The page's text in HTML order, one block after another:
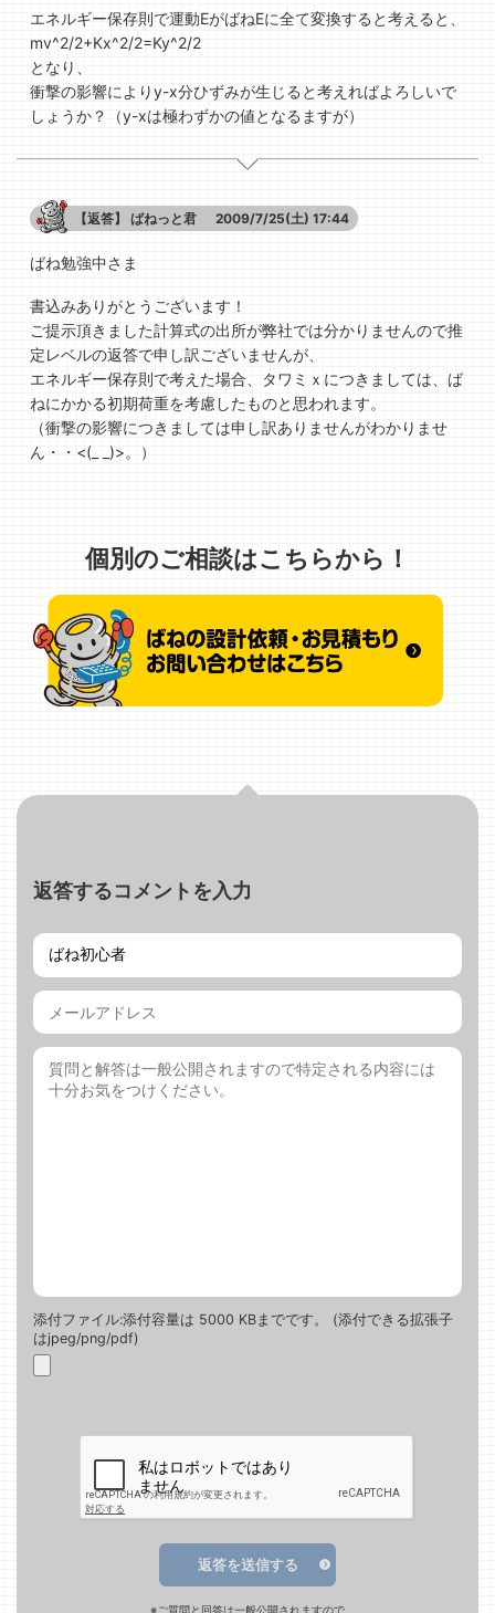
エネルギー保存則で運動EがばねEに全て変換すると考えると、
mv^2/2+Kx^2/2=Ky^2/2
となり、
衝撃の影響によりy-x分ひずみが生じると考えればよろしいで
しょうか？（y-xは極わずかの値となるますが）
【返答】 ばねっと君 2009/7/25(土) 17:44
ばね勉強中さま
書込みありがとうございます！
ご提示頂きました計算式の出所が弊社では分かりませんので推
定レベルの返答で申し訳ございませんが、
エネルギー保存則で考えた場合、タワミｘにつきましては、ば
ねにかかる初期荷重を考慮したものと思われます。
（衝撃の影響につきましては申し訳ありませんがわかりませ
ん・・<(_ _)>。）
個別のご相談はこちらから！
返答するコメントを入力
添付ファイル:添付容量は 5000 KBまでです。 (添付できる拡張子
はjpeg/png/pdf)
返答を送信する
※ご質問と回答は一般公開されますので